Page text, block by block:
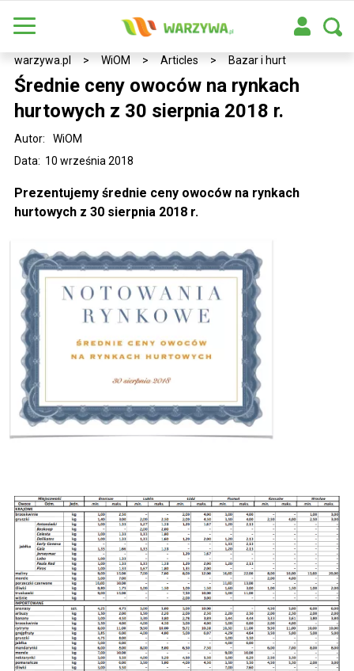
warzywa.pl > WiOM > Articles > Bazar i hurt
Średnie ceny owoców na rynkach
hurtowych z 30 sierpnia 2018 r.
Data: 10 września 2018
Autor: WiOM
Prezentujemy średnie ceny owoców na rynkach
hurtowych z 30 sierpnia 2018 r.